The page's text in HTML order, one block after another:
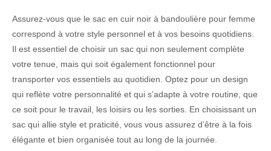
Assurez-vous que le sac en cuir noir à bandoulière pour femme
correspond à votre style personnel et à vos besoins quotidiens.
Il est essentiel de choisir un sac qui non seulement complète
votre tenue, mais qui soit également fonctionnel pour
transporter vos essentiels au quotidien. Optez pour un design
qui reflète votre personnalité et qui s’adapte à votre routine, que
ce soit pour le travail, les loisirs ou les sorties. En choisissant un
sac qui allie style et praticité, vous vous assurez d’être à la fois
élégante et bien organisée tout au long de la journée.